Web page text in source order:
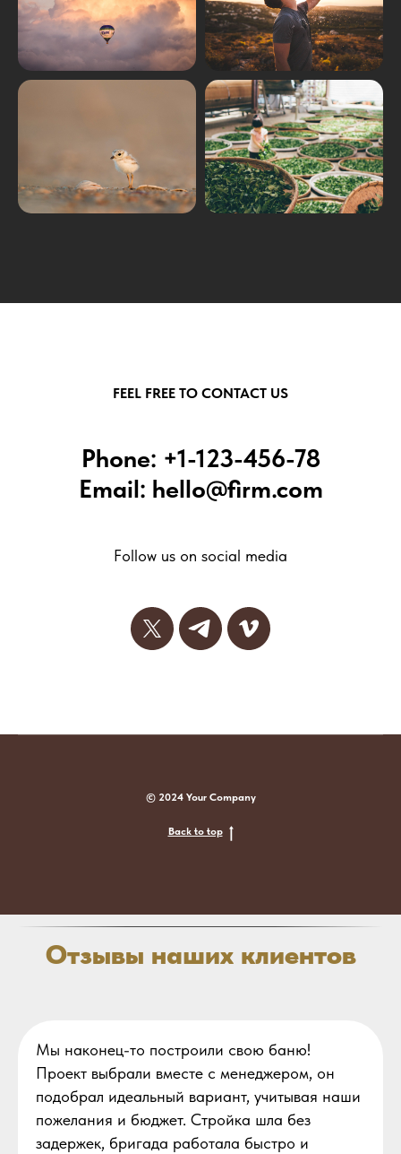
FEEL FREE TO CONTACT US
Phone: +1-123-456-78
Email: hello@firm.com
Follow us on social media
© 2024 Your Company
Back to top
Отзывы наших клиентов
Мы наконец-то построили свою баню!
Проект выбрали вместе с менеджером, он
подобрал идеальный вариант, учитывая наши
пожелания и бюджет. Стройка шла без
задержек, бригада работала быстро и